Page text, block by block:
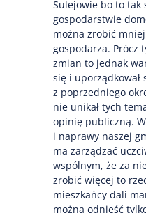
Sulejowie bo to tak
gospodarstwie
można zrobić
gospodarza. Prócz
zmian to jednak
się i
z poprzedniego
nie unikał tych
opinię publiczną.
i naprawy naszej
ma zarządzać
wspólnym, że za
zrobić więcej to
mieszkańcy dali
można odnieść